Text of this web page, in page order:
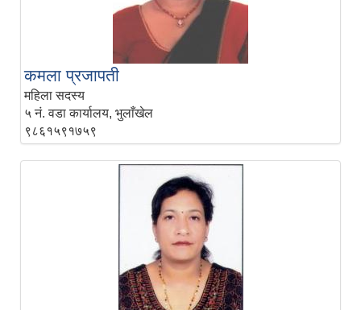
कमला प्रजापती
महिला सदस्य
५ नं. वडा कार्यालय, भुलाँखेल
९८६१५९१७५९